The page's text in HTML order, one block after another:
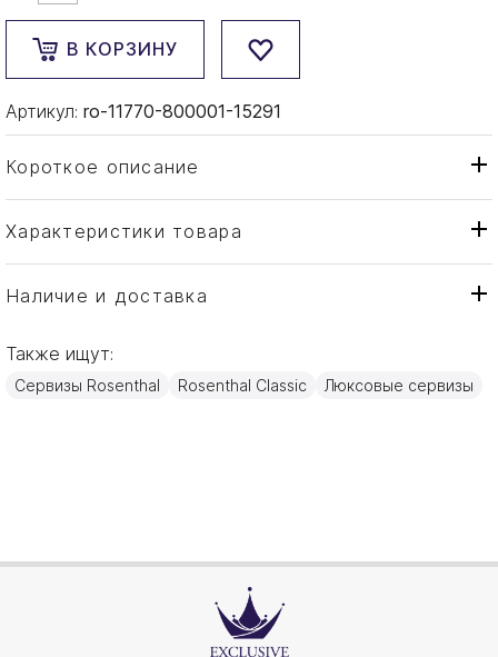
В КОРЗИНУ
Артикул: ro-11770-800001-15291
Короткое описание
Характеристики товара
Тип товара
Чаша
Бренд
Страна производителя
Материал
Фарфор
Наличие и доставка
Также ищут:
Сервизы Rosenthal Rosenthal Classic Люксовые сервизы